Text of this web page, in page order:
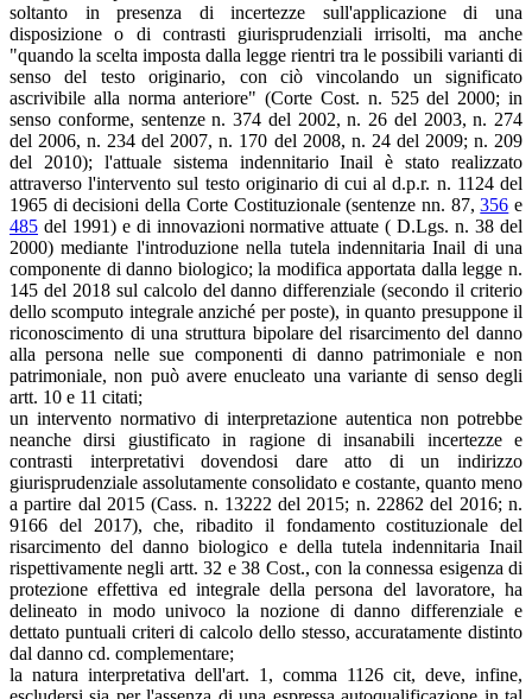
soltanto in presenza di incertezze sull'applicazione di una
disposizione o di contrasti giurisprudenziali irrisolti, ma anche
"quando la scelta imposta dalla legge rientri tra le possibili varianti di
senso del testo originario, con ciò vincolando un significato
ascrivibile alla norma anteriore" (Corte Cost. n. 525 del 2000; in
senso conforme, sentenze n. 374 del 2002, n. 26 del 2003, n. 274
del 2006, n. 234 del 2007, n. 170 del 2008, n. 24 del 2009; n. 209
del 2010); l'attuale sistema indennitario Inail è stato realizzato
attraverso l'intervento sul testo originario di cui al d.p.r. n. 1124 del
1965 di decisioni della Corte Costituzionale (sentenze nn. 87,356 e
485 del 1991) e di innovazioni normative attuate ( D.Lgs. n. 38 del
2000) mediante l'introduzione nella tutela indennitaria Inail di una
componente di danno biologico; la modifica apportata dalla legge n.
145 del 2018 sul calcolo del danno differenziale (secondo il criterio
dello scomputo integrale anziché per poste), in quanto presuppone il
riconoscimento di una struttura bipolare del risarcimento del danno
alla persona nelle sue componenti di danno patrimoniale e non
patrimoniale, non può avere enucleato una variante di senso degli
artt. 10 e 11 citati;
un intervento normativo di interpretazione autentica non potrebbe
neanche dirsi giustificato in ragione di insanabili incertezze e
contrasti interpretativi dovendosi dare atto di un indirizzo
giurisprudenziale assolutamente consolidato e costante, quanto meno
a partire dal 2015 (Cass. n. 13222 del 2015; n. 22862 del 2016; n.
9166 del 2017), che, ribadito il fondamento costituzionale del
risarcimento del danno biologico e della tutela indennitaria Inail
rispettivamente negli artt. 32 e 38 Cost., con la connessa esigenza di
protezione effettiva ed integrale della persona del lavoratore, ha
delineato in modo univoco la nozione di danno differenziale e
dettato puntuali criteri di calcolo dello stesso, accuratamente distinto
dal danno cd. complementare;
la natura interpretativa dell'art. 1, comma 1126 cit, deve, infine,